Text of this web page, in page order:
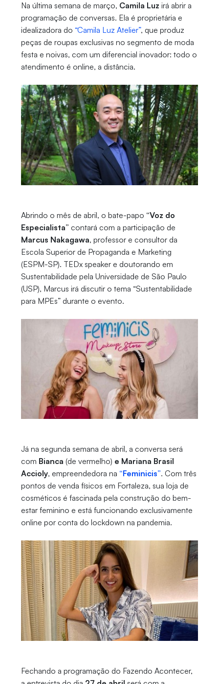
Na última semana de março, Camila Luz irá abrir a
programação de conversas. Ela é proprietária e
idealizadora do “Camila Luz Atelier”, que produz
peças de roupas exclusivas no segmento de moda
festa e noivas, com um diferencial inovador: todo o
atendimento é online, a distância.
Abrindo o mês de abril, o bate-papo “Voz do
Especialista” contará com a participação de
Marcus Nakagawa, professor e consultor da
Escola Superior de Propaganda e Marketing
(ESPM-SP). TEDx speaker e doutorando em
Sustentabilidade pela Universidade de São Paulo
(USP), Marcus irá discutir o tema “Sustentabilidade
para MPEs” durante o evento.
Já na segunda semana de abril, a conversa será
com Bianca (de vermelho) e Mariana Brasil
Accioly, empreendedora na “Feminicis”. Com três
pontos de venda físicos em Fortaleza, sua loja de
cosméticos é fascinada pela construção do bem-
estar feminino e está funcionando exclusivamente
online por conta do lockdown na pandemia.
Fechando a programação do Fazendo Acontecer,